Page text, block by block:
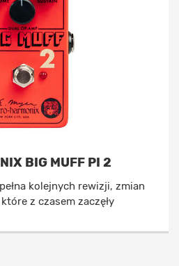
BIG MUFF PI 2
kolejnych rewizji, zmian
z czasem zaczęły